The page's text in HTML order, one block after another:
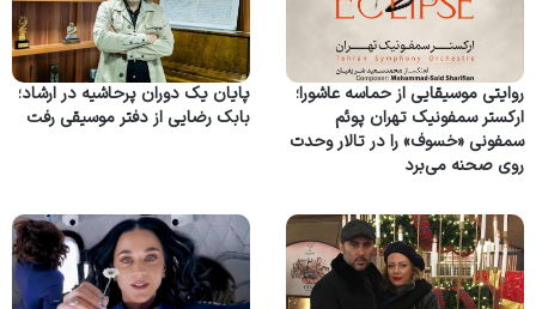
روایتی موسیقایی از حماسه عاشورا؛
ارکستر سمفونیک تهران پوئم
سمفونی «خسوف» را در تالار وحدت
روی صحنه می‌برد
پایان یک دوران پرحاشیه در ارشاد؛
بابک رضایی از دفتر موسیقی رفت